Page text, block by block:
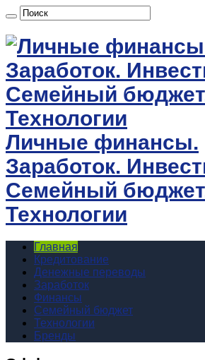
Личные финансы.
Заработок.
Семейный
Технологии
Главная
Кредитование
Денежные переводы
Заработок
Финансы
Семейный бюджет
Технологии
Бренды